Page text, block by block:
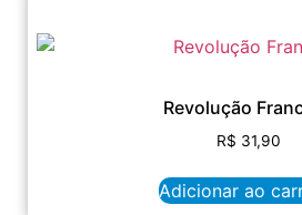
Revolução
R$ 31,90
Adicionar ao